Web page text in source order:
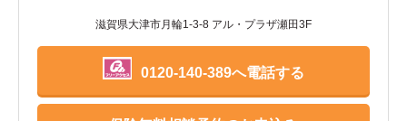
滋賀県大津市月輪1-3-8 アル・プラザ瀬田3F
0120-140-389へ電話する